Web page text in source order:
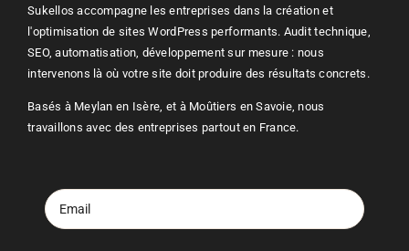
Sukellos accompagne les entreprises dans la création et
l'optimisation de sites WordPress performants. Audit technique,
SEO, automatisation, développement sur mesure : nous
intervenons là où votre site doit produire des résultats concrets.
Basés à Meylan en Isère, et à Moûtiers en Savoie, nous
travaillons avec des entreprises partout en France.